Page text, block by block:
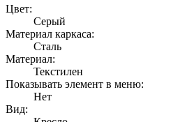
Цвет:
Серый
Материал каркаса:
Сталь
Материал:
Текстилен
Показывать элемент в меню:
Нет
Вид: